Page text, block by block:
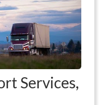
Services,